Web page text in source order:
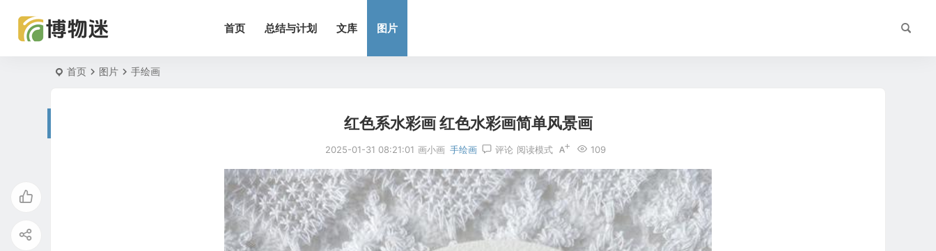
首页 总结与计划 文库 图片
首页 图片 手绘画
红色系水彩画 红色水彩画简单风景画
2025-01-31 08:21:01 画小画 手绘画 评论 109
阅读模式